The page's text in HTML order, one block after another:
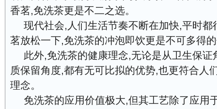
香茗,免洗茶更是不二之选。
现代社会,人们生活节奏不断在加快,平时都
茗放松一下,免洗茶的冲泡即饮更是不可多得
此外,免洗茶的健康理念,无论是从卫生保证
质保留角度,都有无可比拟的优势,也更符合人
理念。
免洗茶的应用价值极大,但其工艺除了应用